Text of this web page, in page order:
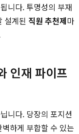
니다. 투명성의 부재
설계된 직원 추천제마
인재 파이프
니다. 당장의 포지션
하게 부합할 수 있는